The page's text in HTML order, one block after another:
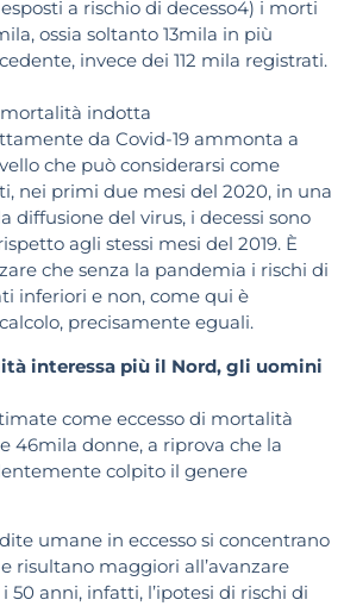
a rischio di decesso4) i morti
ossia soltanto 13mila in più
invece dei 112 mila registrati.
mortalità indotta
da Covid-19 ammonta a
che può considerarsi come
nei primi due mesi del 2020, in una
diffusione del virus, i decessi sono
agli stessi mesi del 2019. È
che senza la pandemia i rischi di
inferiori e non, come qui è
precisamente eguali.
interessa più il Nord, gli uomini
come eccesso di mortalità
46mila donne, a riprova che la
colpito il genere
umane in eccesso si concentrano
risultano maggiori all’avanzare
50 anni, infatti, l’ipotesi di rischi di